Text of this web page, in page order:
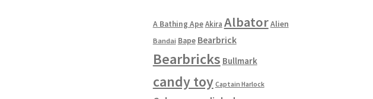
A Bathing Ape Akira AlbatorAlien
Bandai Bape Bearbrick
Bearbricks Bullmark
candy toy Captain Harlock